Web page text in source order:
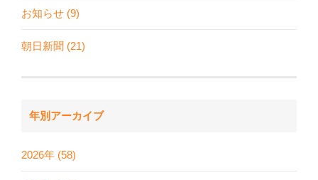
お知らせ (9)
朝日新聞 (21)
年別アーカイブ
2026年 (58)